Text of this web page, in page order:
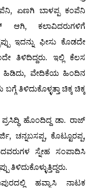
ಏಣಗಿ ಬಾಳಪ್ಪ ಕಂಪೆನಿ
ಆಗಿ, ಕಲಾವಿದರುಗಳಿಗೆ
ಇದನ್ನು ಫೀಸು ಕೊಡದೇ
ತಿಳಿದಿದ್ದರು. ಇಲ್ಲಿ ಕೆಲಸ
ಹಿಡಿದು, ವೇದಿಕೆಯ ಹಿಂದಿನ
ತಿಳಿದುಕೊಳ್ಳತ್ತಾ ಚಿಕ್ಕ ಚಿಕ್ಕ
ಹೊಂದಿದ್ದ ಡಾ. ರಾಜ್
ಚನ್ನಬಸಪ್ಪ, ಕೊಟ್ಟೂರಪ್ಪ,
ಸ್ನೇಹ ಸಂಪಾದಿಸಿ
ತಿಳಿದುಕೊಳ್ಳುತ್ತಿದ್ದರು.
ಹವ್ಯಾಸಿ ನಾಟಕ